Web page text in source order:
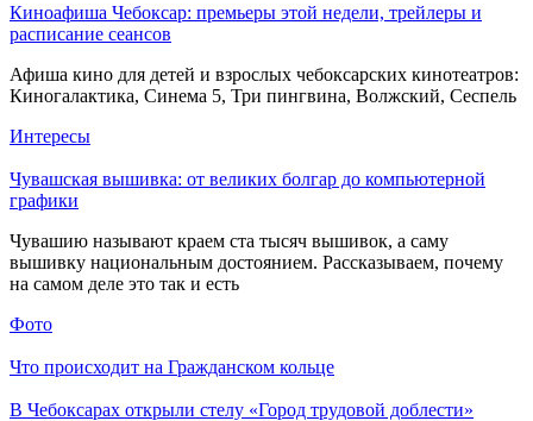
Киноафиша Чебоксар: премьеры этой недели, трейлеры и
расписание сеансов
Афиша кино для детей и взрослых чебоксарских кинотеатров:
Киногалактика, Синема 5, Три пингвина, Волжский, Сеспель
Интересы
Чувашская вышивка: от великих болгар до компьютерной
графики
Чувашию называют краем ста тысяч вышивок, а саму
вышивку национальным достоянием. Рассказываем, почему
на самом деле это так и есть
Фото
Что происходит на Гражданском кольце
В Чебоксарах открыли стелу «Город трудовой доблести»